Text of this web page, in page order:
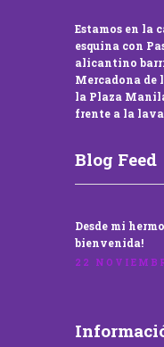
Estamos en la
esquina con
alicantino
Mercadona de
la Plaza
frente a la
Blog Feed
Desde mi
bienvenida!
22